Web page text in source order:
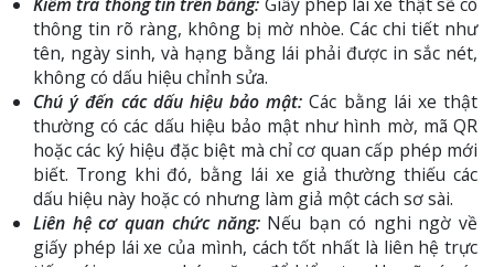
thông tin rõ ràng, không bị mờ nhòe. Các chi tiết như
tên, ngày sinh, và hạng bằng lái phải được in sắc nét,
không có dấu hiệu chỉnh sửa.
Chú ý đến các dấu hiệu bảo mật: Các bằng lái xe thật
thường có các dấu hiệu bảo mật như hình mờ, mã QR
hoặc các ký hiệu đặc biệt mà chỉ cơ quan cấp phép mới
biết. Trong khi đó, bằng lái xe giả thường thiếu các
dấu hiệu này hoặc có nhưng làm giả một cách sơ sài.
Liên hệ cơ quan chức năng: Nếu bạn có nghi ngờ về
giấy phép lái xe của mình, cách tốt nhất là liên hệ trực